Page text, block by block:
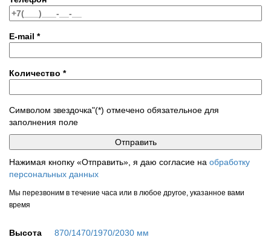
E-mail *
Количество *
Символом звездочка"(*) отмечено обязательное для
заполнения поле
Нажимая кнопку «Отправить», я даю согласие на обработку
персональных данных
Мы перезвоним в течение часа или в любое другое, указанное вами
время
Высота
870/1470/1970/2030 мм